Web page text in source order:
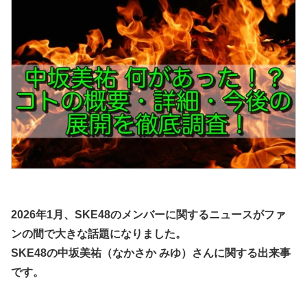
2026年1月、SKE48のメンバーに関するニュースがファ
ンの間で大きな話題になりました。
SKE48の中坂美祐（なかさか みゆ）さんに関する出来事
です。